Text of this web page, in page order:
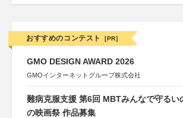
おすすめのコンテスト [PR]
GMO DESIGN AWARD 2026
GMOインターネットグループ株式会社
難病克服支援 第6回 MBTみんなで守るい
の映画祭 作品募集